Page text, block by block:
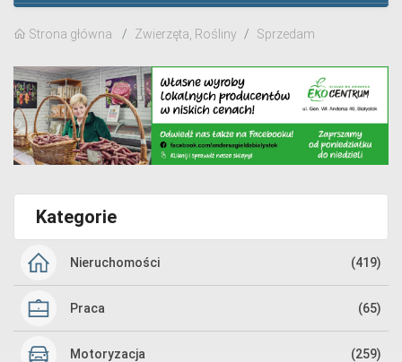
Strona główna Zwierzęta, Rośliny Sprzedam
Kategorie
Nieruchomości (419)
Praca (65)
Motoryzacja (259)